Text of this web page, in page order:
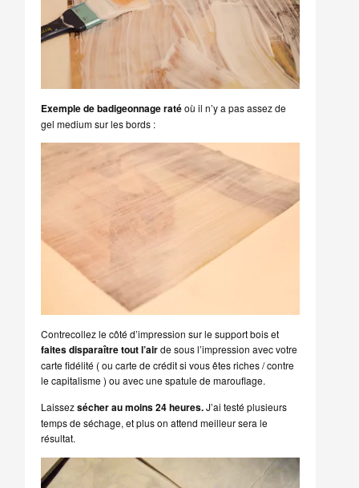
Exemple de badigeonnage ratéoù il n’y a pas assez de
gel medium sur les bords :
Contrecollez le côté d’impression sur le support bois et
faites disparaître tout l’airde sous l’impression avec votre
carte fidélité ( ou carte de crédit si vous êtes riches / contre
le capitalisme ) ou avec une spatule de marouflage.
Laissezsécher au moins 24 heures.J’ai testé plusieurs
temps de séchage, et plus on attend meilleur sera le
résultat.